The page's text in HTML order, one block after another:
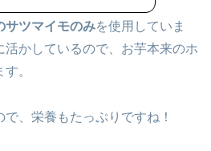
サツマイモのみを使用していま
かしているので、お芋本来のホ
。
、栄養もたっぷりですね！